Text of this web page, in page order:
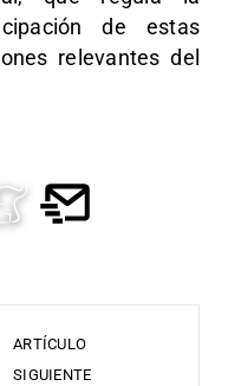
de estas
relevantes del
ARTÍCULO
SIGUIENTE